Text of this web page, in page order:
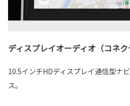
ディスプレイオーディオ（コネ
10.5インチHDディスプレイ通信型ナ
ス。